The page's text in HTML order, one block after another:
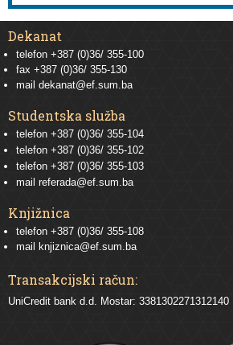
Dekanat
telefon +387 (0)36/ 355-100
fax +387 (0)36/ 355-130
mail dekanat@ef.sum.ba
Studentska služba
telefon +387 (0)36/ 355-104
telefon +387 (0)36/ 355-102
telefon +387 (0)36/ 355-103
mail referada@ef.sum.ba
Knjižnica
telefon +387 (0)36/ 355-108
mail
knjiznica@ef.sum.ba
Transakcijski račun:
UniCredit bank d.d. Mostar: 3381302271312140